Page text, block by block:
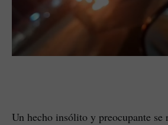
Un hecho insólito y preocupante se